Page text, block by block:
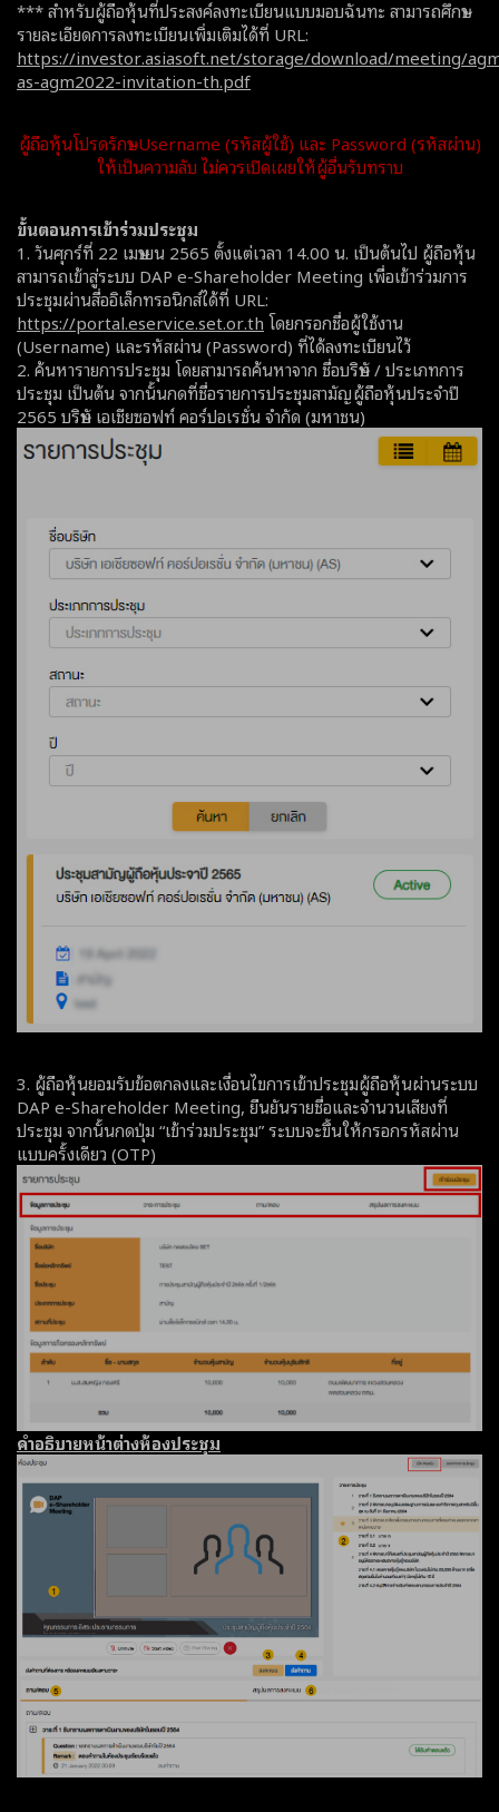
*** สำหรับผู้ถือหุ้นที่ประสงค์ลงทะเบียนแบบมอบฉันทะ สามารถศึกษา
รายละเอียดการลงทะเบียนเพิ่มเติมได้ที่ URL:
https://investor.asiasoft.net/storage/download/meeting/
as-agm2022-invitation-th.pdf
ผู้ถือหุ้นโปรดรักษา Username (รหัสผู้ใช้) และ Password (รหัสผ่าน)
ให้เป็นความลับ ไม่ควรเปิดเผยให้ผู้อื่นรับทราบ
ขั้นตอนการเข้าร่วมประชุม
1. วันศุกร์ที่ 22 เมษายน 2565 ตั้งแต่เวลา 14.00 น. เป็นต้นไป ผู้ถือหุ้น
สามารถเข้าสู่ระบบ DAP e-Shareholder Meeting เพื่อเข้าร่วมการ
ประชุมผ่านสื่ออิเล็กทรอนิกส์ได้ที่ URL:
https://portal.eservice.set.or.th โดยกรอกชื่อผู้ใช้งาน
(Username) และรหัสผ่าน (Password) ที่ได้ลงทะเบียนไว้
2. ค้นหารายการประชุม โดยสามารถค้นหาจาก ชื่อบริษัท / ประเภทการ
ประชุม เป็นต้น จากนั้นกดที่ชื่อรายการประชุมสามัญผู้ถือหุ้นประจำปี
2565 บริษัท เอเชียซอฟท์ คอร์ปอเรชั่น จำกัด (มหาชน)
3. ผู้ถือหุ้นยอมรับข้อตกลงและเงื่อนไขการเข้าประชุมผู้ถือหุ้นผ่านระบบ
DAP e-Shareholder Meeting, ยืนยันรายชื่อและจำนวนเสียงที่
ประชุม จากนั้นกดปุ่ม “เข้าร่วมประชุม” ระบบจะขึ้นให้กรอกรหัสผ่าน
แบบครั้งเดียว (OTP)
คำอธิบายหน้าต่างห้องประชุม